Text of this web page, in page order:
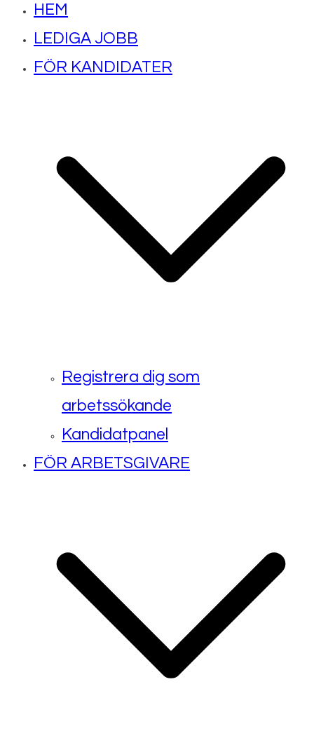
HEM
LEDIGA JOBB
FÖR KANDIDATER
Registrera dig som
arbetssökande
Kandidatpanel
FÖR ARBETSGIVARE